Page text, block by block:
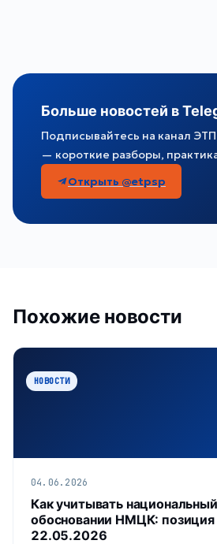
Больше новостей в
Подписывайтесь на канал
— короткие разборы,
Открыть @etpsp
Похожие новости
НОВОСТИ
04.06.2026
Как учитывать
обосновании НМЦК:
22.05.2026